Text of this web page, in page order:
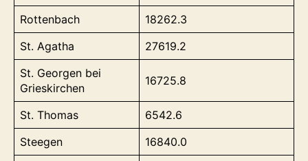
Rottenbach
18262.3
St. Agatha
27619.2
St. Georgen bei
Grieskirchen
16725.8
St. Thomas
6542.6
Steegen
16840.0